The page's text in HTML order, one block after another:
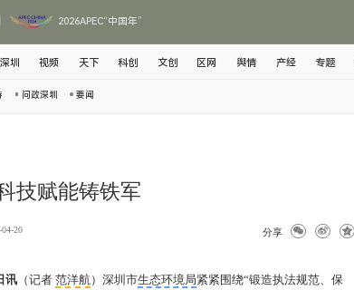
2026APEC“中国年”
问政深圳 要闻
深圳 视频 天下 科创 文创 区网 舆情 产经 专题
技赋能铸铁军
20 分享
讯 （记者范洋航）深圳市生态环境局紧紧围绕“锻造执法规范、保